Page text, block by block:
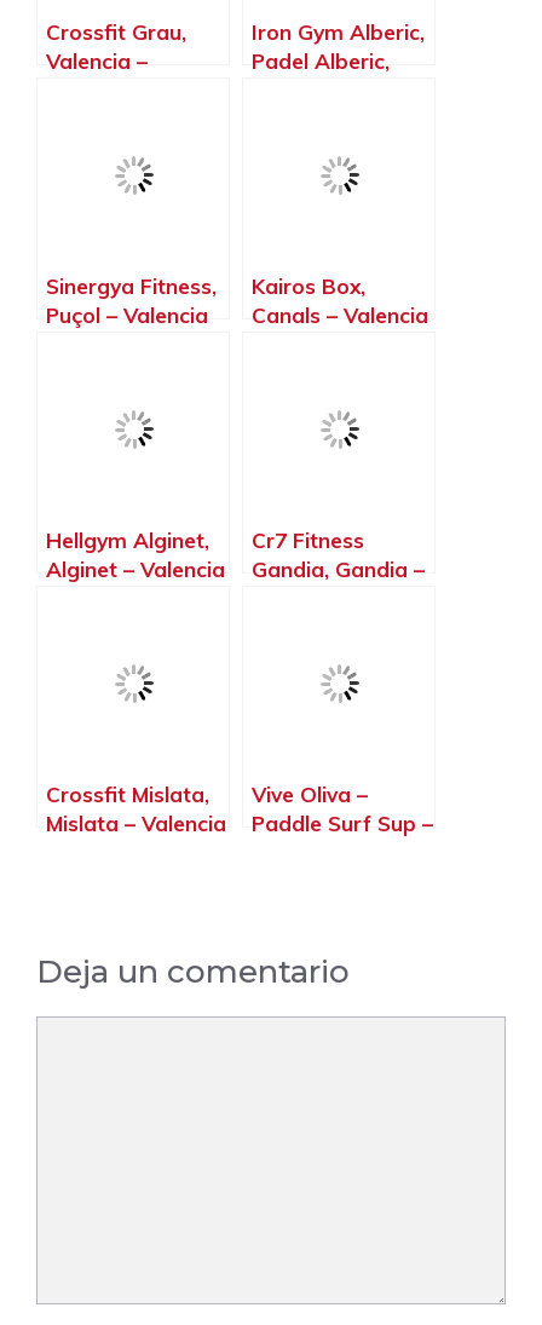
Crossfit Grau,
Valencia –
Iron Gym Alberic,
Padel Alberic,
Sinergya Fitness,
Puçol – Valencia
Kairos Box,
Canals – Valencia
Hellgym Alginet,
Alginet – Valencia
Cr7 Fitness
Gandia, Gandia –
Crossfit Mislata,
Mislata – Valencia
Vive Oliva –
Paddle Surf Sup –
Deja un comentario